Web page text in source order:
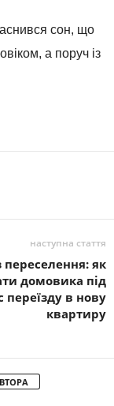
сон, що
а поруч із
наступна стаття
переселення: як
домовика під
переїзду в нову
квартиру